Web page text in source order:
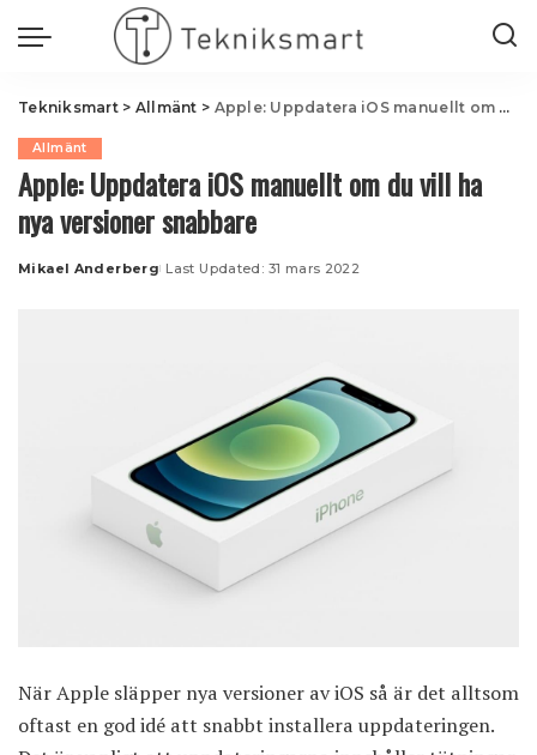
Tekniksmart> Allmänt > Apple: Uppdatera iOS manuellt om du vill ha nya versioner snabbare
Allmänt
Apple: Uppdatera iOS manuellt om du vill ha
nya versioner snabbare
Posted
Mikael Anderberg Last Updated: 31 mars 2022
När Apple släpper nya versioner av iOS så är det alltsom
oftast en god idé att snabbt installera uppdateringen.